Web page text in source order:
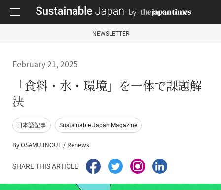
NEWSLETTER
February 21, 2025
「食料・水・環境」を一体で課題解
決
日本語記事 Sustainable Japan Magazine
By OSAMU INOUE / Renews
SHARE THIS ARTICLE